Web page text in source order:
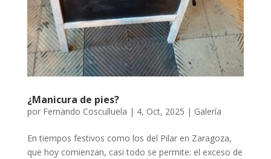
¿Manicura de pies?
por Fernando Cosculluela | 4, Oct, 2025 | Galería
En tiempos festivos como los del Pilar en Zaragoza,
que hoy comienzan, casi todo se permite: el exceso de